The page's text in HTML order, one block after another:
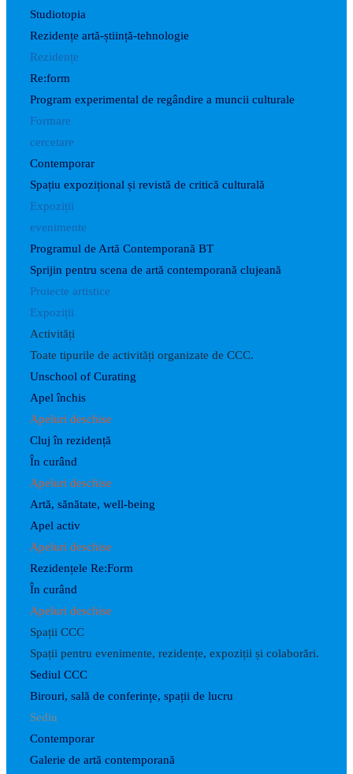
Studiotopia
Rezidențe artă-știință-tehnologie
Rezidențe
Re:form
Program experimental de regândire a muncii culturale
Formare
cercetare
Contemporar
Spațiu expozițional și revistă de critică culturală
Expoziții
evenimente
Programul de Artă Contemporană BT
Sprijin pentru scena de artă contemporană clujeană
Proiecte artistice
Expoziții
Activități
Toate tipurile de activități organizate de CCC.
Unschool of Curating
Apel închis
Apeluri deschise
Cluj în rezidență
În curând
Apeluri deschise
Artă, sănătate, well-being
Apel activ
Apeluri deschise
Rezidențele Re:Form
În curând
Apeluri deschise
Spații CCC
Spații pentru evenimente, rezidențe, expoziții și colaborări.
Sediul CCC
Birouri, sală de conferințe, spații de lucru
Sediu
Contemporar
Galerie de artă contemporană